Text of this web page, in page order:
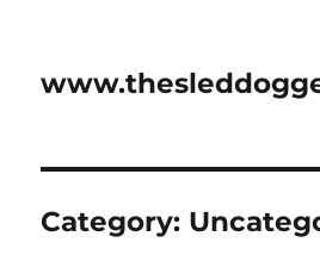
Category: